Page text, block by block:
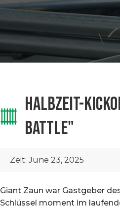
HALBZEIT-
BATTLE"
Zeit:June 23, 2025
Giant Zaun war Gastgeber
Schlüssel moment im